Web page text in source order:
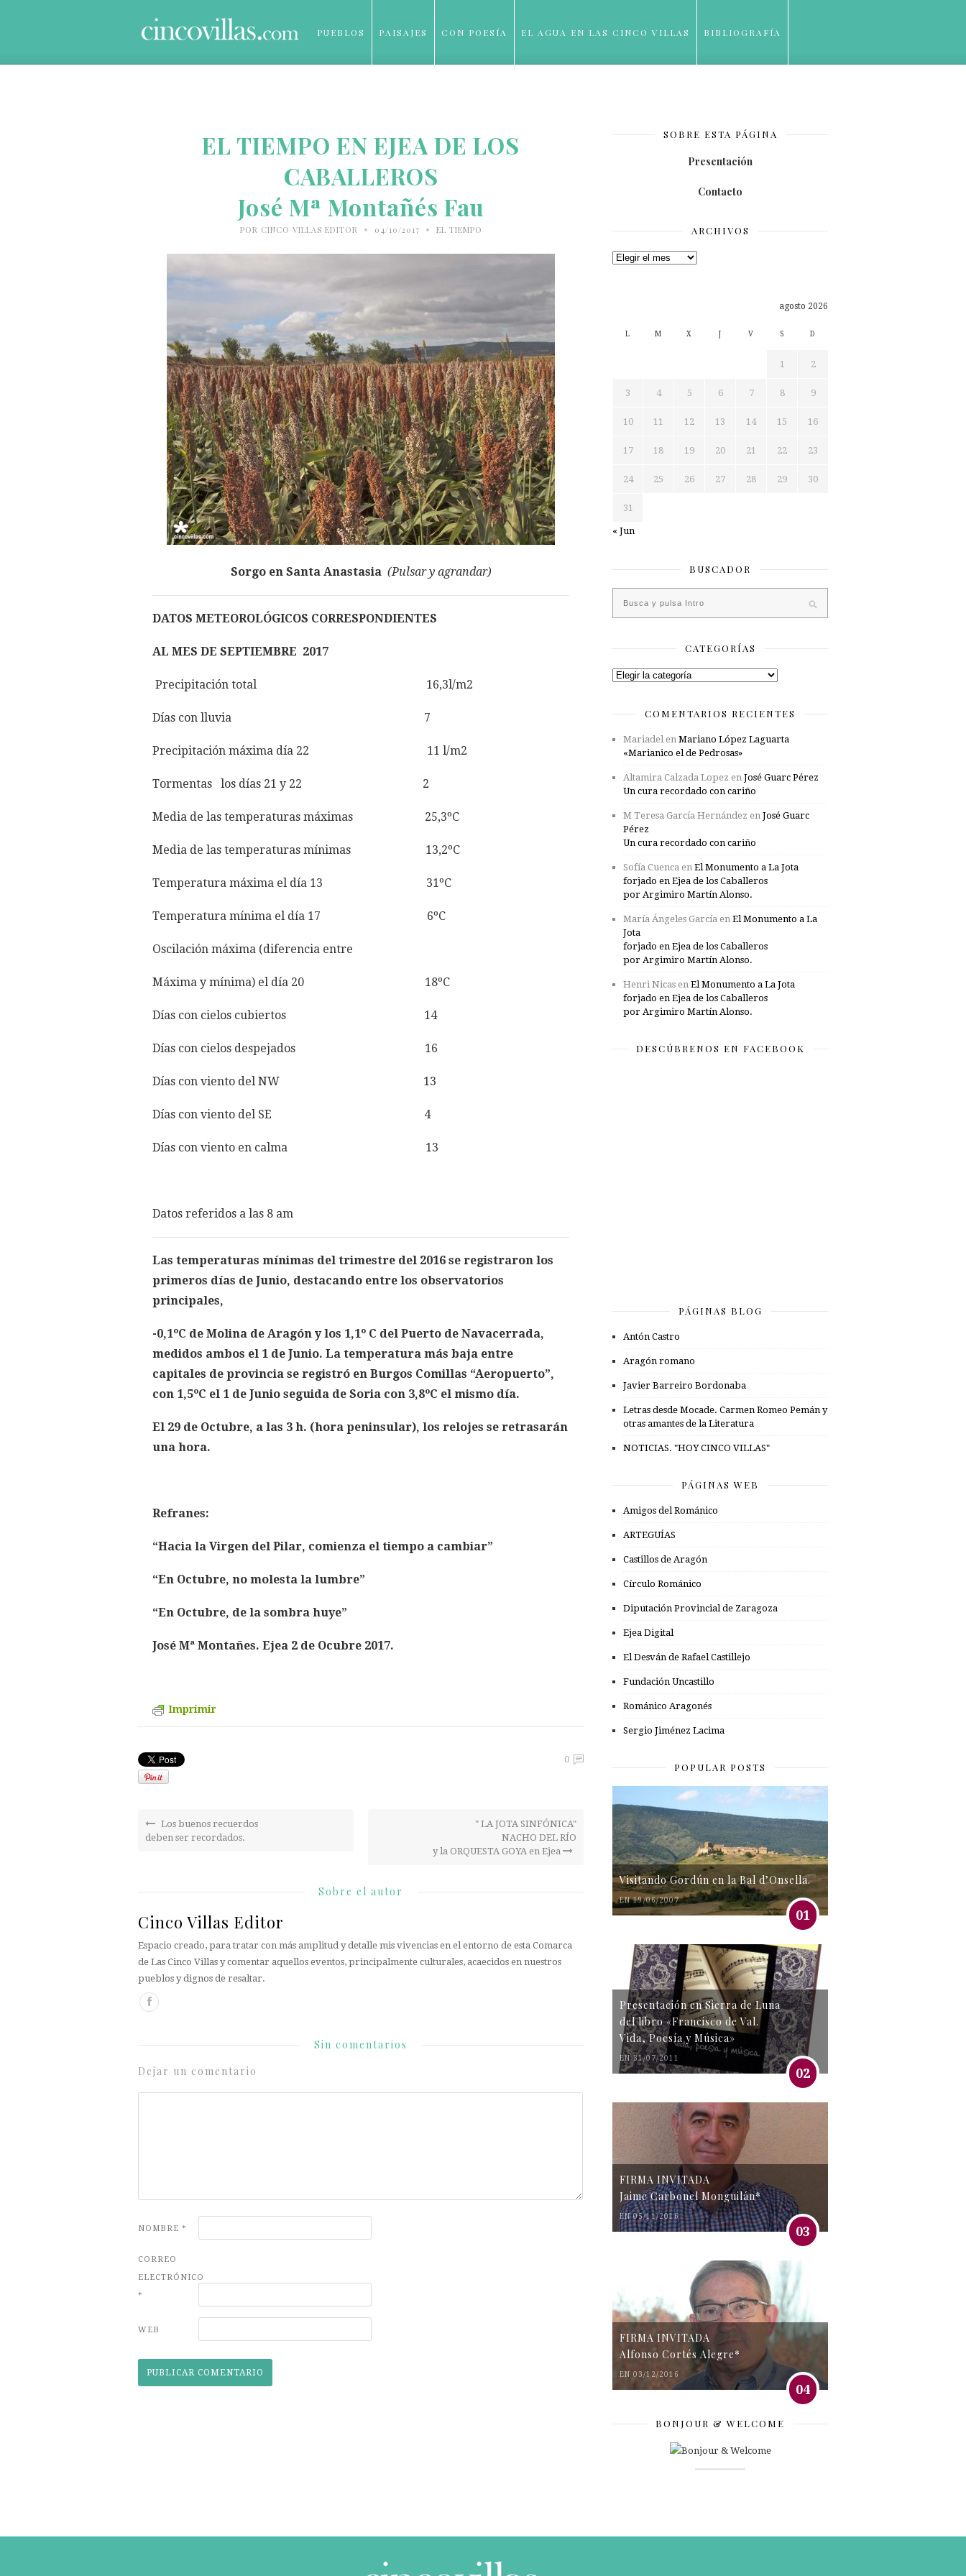
PUEBLOS PAISAJES CON POESÍA EL AGUA EN LAS CINCO VILLAS BIBLIOGRAFÍA
EL TIEMPO EN EJEA DE LOS
CABALLEROS
José Mª Montañés Fau
POR CINCO VILLAS EDITOR • 04/10/2017 • EL TIEMPO
Sorgo en Santa Anastasia (Pulsar y agrandar)
DATOS METEOROLÓGICOS CORRESPONDIENTES
AL MES DE SEPTIEMBRE 2017
Precipitación total 16,3l/m2
Días con lluvia 7
Precipitación máxima día 22 11 l/m2
Tormentas los días 21 y 22 2
Media de las temperaturas máximas 25,3ºC
Media de las temperaturas mínimas 13,2ºC
Temperatura máxima el día 13 31ºC
Temperatura mínima el día 17 6ºC
Oscilación máxima (diferencia entre
Máxima y mínima) el día 20 18ºC
Días con cielos cubiertos 14
Días con cielos despejados 16
Días con viento del NW 13
Días con viento del SE 4
Días con viento en calma 13
Datos referidos a las 8 am
Las temperaturas mínimas del trimestre del 2016 se registraron los
primeros días de Junio, destacando entre los observatorios
principales,
-0,1ºC de Molina de Aragón y los 1,1º C del Puerto de Navacerrada,
medidos ambos el 1 de Junio. La temperatura más baja entre
capitales de provincia se registró en Burgos Comillas “Aeropuerto”,
con 1,5ºC el 1 de Junio seguida de Soria con 3,8ºC el mismo día.
El 29 de Octubre, a las 3 h. (hora peninsular), los relojes se retrasarán
una hora.
Refranes:
“Hacia la Virgen del Pilar, comienza el tiempo a cambiar”
“En Octubre, no molesta la lumbre”
“En Octubre, de la sombra huye”
José Mª Montañes. Ejea 2 de Ocubre 2017.
Imprimir
0
Los buenos recuerdos
deben ser recordados.
" LA JOTA SINFÓNICA"
NACHO DEL RÍO
y la ORQUESTA GOYA en Ejea
Sobre el autor
Cinco Villas Editor
Espacio creado, para tratar con más amplitud y detalle mis vivencias en el entorno de esta Comarca
de Las Cinco Villas y comentar aquellos eventos, principalmente culturales, acaecidos en nuestros
pueblos y dignos de resaltar.
Sin comentarios
Dejar un comentario
NOMBRE *
CORREO
ELECTRÓNICO
*
WEB
SOBRE ESTA PÁGINA
Presentación
Contacto
ARCHIVOS
Archivos
agosto 2026
L M X J V S D
1 2
3 4 5 6 7 8 9
10 11 12 13 14 15 16
17 18 19 20 21 22 23
24 25 26 27 28 29 30
31
« Jun
BUSCADOR
CATEGORÍAS
Categorías
COMENTARIOS RECIENTES
Mariadelen Mariano López Laguarta
«Marianico el de Pedrosas»
Altamira Calzada Lopez en José Guarc Pérez
Un cura recordado con cariño
M Teresa García Hernández en José Guarc
Pérez
Un cura recordado con cariño
Sofía Cuenca en El Monumento a La Jota
forjado en Ejea de los Caballeros
por Argimiro Martín Alonso.
María Ángeles García en El Monumento a La
Jota
forjado en Ejea de los Caballeros
por Argimiro Martín Alonso.
Henri Nicas en El Monumento a La Jota
forjado en Ejea de los Caballeros
por Argimiro Martín Alonso.
DESCÚBRENOS EN FACEBOOK
PÁGINAS BLOG
Antón Castro
Aragón romano
Javier Barreiro Bordonaba
Letras desde Mocade. Carmen Romeo Pemán y
otras amantes de la Literatura
NOTICIAS. "HOY CINCO VILLAS"
PÁGINAS WEB
Amigos del Románico
ARTEGUÍAS
Castillos de Aragón
Círculo Románico
Diputación Provincial de Zaragoza
Ejea Digital
El Desván de Rafael Castillejo
Fundación Uncastillo
Románico Aragonés
Sergio Jiménez Lacima
POPULAR POSTS
Visitando Gordún en la Bal d’Onsella.
EN 19/06/2007
01
Presentación en Sierra de Luna
del libro «Francisco de Val.
Vida, Poesía y Música»
EN 31/07/2011
02
FIRMA INVITADA
Jaime Carbonel Monguilán*
EN 05/11/2016
03
FIRMA INVITADA
Alfonso Cortés Alegre*
EN 03/12/2016
04
BONJOUR & WELCOME